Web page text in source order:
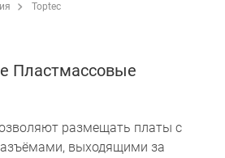
Toptec
Пластмассовые
размещать платы с
выходящими за